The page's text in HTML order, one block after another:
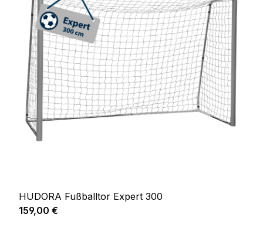
HUDORA Fußballtor Expert 300
Regulärer Preis:
159,00 €